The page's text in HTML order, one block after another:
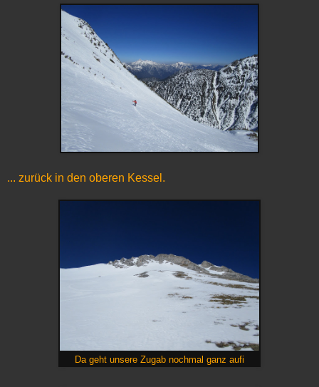
... zurück in den oberen Kessel.
Da geht unsere Zugab nochmal ganz aufi